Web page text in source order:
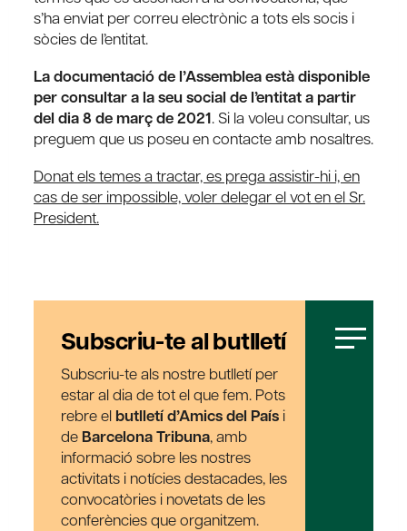
s’ha enviat per correu electrònic a tots els socis i
sòcies de l’entitat.
La documentació de l’Assemblea està disponible
per consultar a la seu social de l’entitat a partir
del dia 8 de març de 2021. Si la voleu consultar, us
preguem que us poseu en contacte amb nosaltres.
Donat els temes a tractar, es prega assistir-hi i, en
cas de ser impossible, voler delegar el vot en el Sr.
President.
Subscriu-te al butlletí
Subscriu-te als nostre butlletí per
estar al dia de tot el que fem. Pots
rebre el butlletí d’Amics del País i
de Barcelona Tribuna, amb
informació sobre les nostres
activitats i notícies destacades, les
convocatòries i novetats de les
conferències que organitzem.